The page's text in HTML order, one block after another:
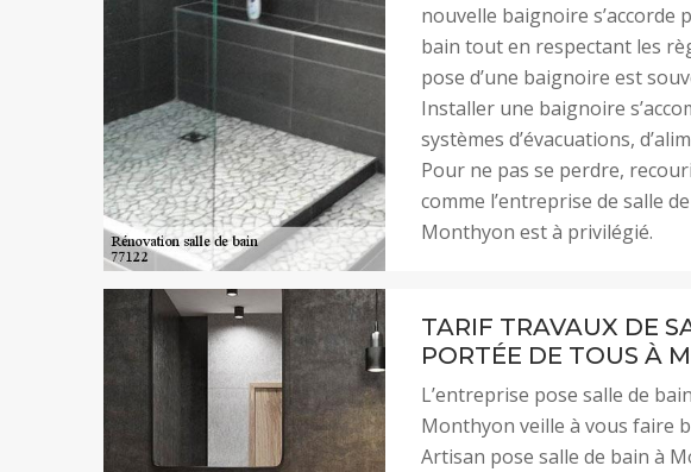
nouvelle baignoire s’accorde
bain tout en respectant les
pose d’une baignoire est
Installer une baignoire
systèmes d’évacuations,
Pour ne pas se perdre,
comme l’entreprise de salle
Monthyon est à privilégié.
TARIF TRAVAUX DE
PORTÉE DE TOUS À
L’entreprise pose salle de
Monthyon veille à vous faire
Artisan pose salle de bain à